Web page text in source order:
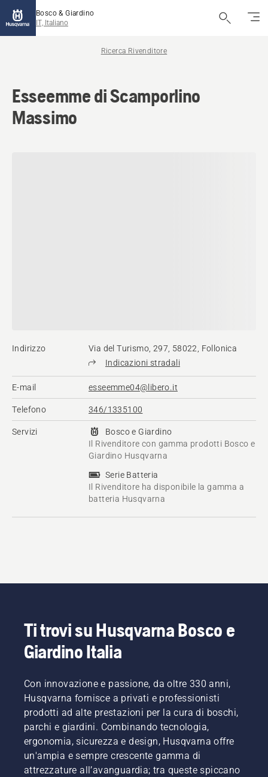
Bosco & Giardino
IT, Italiano
Ricerca Rivenditore
Esseemme di Scamporlino
Massimo
Indirizzo
Via del Turismo, 297, 58022, Follonica
Indicazioni stradali
E-mail esseemme04@libero.it
Telefono 346/1335100
Servizi
Bosco e Giardino
Il Rivenditore con gamma prodotti Bosco e
Giardino Husqvarna
Serie Batteria
Il Rivenditore ha disponibile la gamma a
batteria Husqvarna
Ti trovi su Husqvarna Bosco e
Giardino Italia
Con innovazione e passione, da oltre 330 anni,
Husqvarna fornisce a privati e professionisti
prodotti ad alte prestazioni per la cura di boschi,
parchi e giardini. Combinando tecnologia,
ergonomia, sicurezza e design, Husqvarna offre
un'ampia e sempre crescente gamma di
attrezzature all’avanguardia; tra queste spiccano